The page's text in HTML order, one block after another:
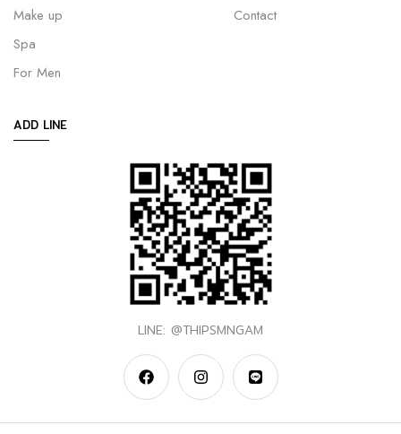
Make up
Spa
For Men
Contact
ADD LINE
LINE: @THIPSMNGAM